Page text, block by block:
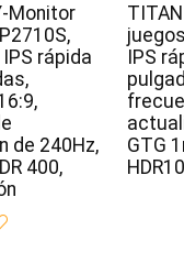
Monitor
rápida
de 240Hz,
400,
IPS
GTG
HDR10